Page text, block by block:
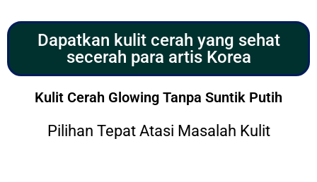
Dapatkan kulit cerah yang sehat
secerah para artis Korea
Kulit Cerah Glowing Tanpa Suntik Putih
Pilihan Tepat Atasi Masalah Kulit